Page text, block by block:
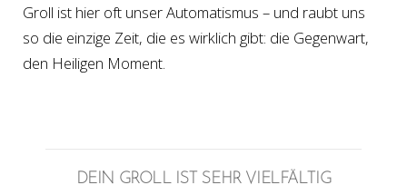
Groll ist hier oft unser Automatismus – und raubt uns
so die einzige Zeit, die es wirklich gibt: die Gegenwart,
den Heiligen Moment.
DEIN GROLL IST SEHR VIELFÄLTIG